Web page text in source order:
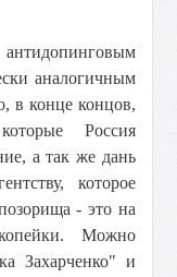
аналогичным
в конце концов,
Россия
а так же дань
которое
- это на
Можно
Захарченко" и